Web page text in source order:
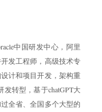
中国研发中心，阿里
发工程师，高级技术专
计和项目开发，架构重
转型，基于chatGPT大
全省、全国多个大型的